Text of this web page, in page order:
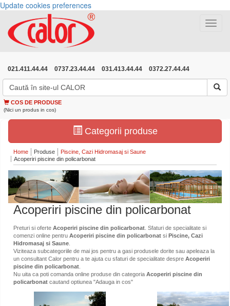
Update cookies preferences
Toggle
021.411.44.44 0737.23.44.44 031.413.44.44 0372.27.44.44
COS DE PRODUSE
(Nici un produs in cos)
Categorii produse
Home Produse
Piscine, Cazi Hidromasaj si Saune
Acoperiri piscine din policarbonat
Acoperiri piscine din policarbonat
Preturi si oferte Acoperiri piscine din policarbonat . Sfaturi de specialitate si
comenzi online pentru Acoperiri piscine din policarbonat si Piscine, Cazi
Hidromasaj si Saune
Viziteaza subcategoriile de mai jos pentru a gasi produsele dorite sau apeleaza la
un consultant Calor pentru a te ajuta cu sfaturi de specialitate despre Acoperiri
piscine din policarbonat
Nu uita ca poti comanda online produse din categoria Acoperiri piscine din
policarbonat cautand optiunea "Adauga in cos"